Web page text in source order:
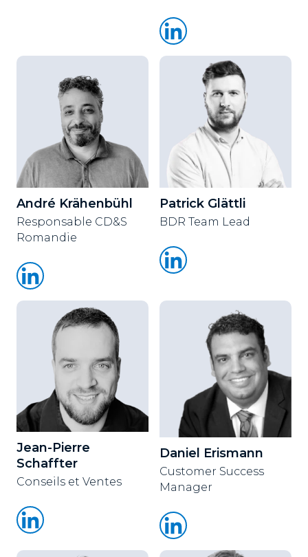
André Krähenbühl
Responsable CD&S
Romandie
Patrick Glättli
BDR Team Lead
Jean-Pierre
Schaffter
Conseils et Ventes
Daniel Erismann
Customer Success
Manager